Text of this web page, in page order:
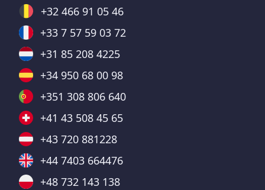
+32 466 91 05 46
+33 7 57 59 03 72
+31 85 208 4225
+34 950 68 00 98
+351 308 806 640
+41 43 508 45 65
+43 720 881228
+44 7403 664476
+48 732 143 138